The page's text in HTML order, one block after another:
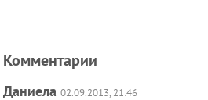
Комментарии
Даниела02.09.2013, 21:46